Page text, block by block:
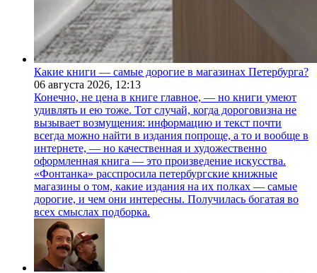
Какие книги — самые дорогие в магазинах Петербурга?
06 августа 2026, 12:13
Конечно, не цена в книге главное, — но книги умеют
удивлять и ею тоже. Тот случай, когда дороговизна не
вызывает возмущения: информацию и текст почти
всегда можно найти в издания попроще, а то и вообще в
интернете, — но качественная и художественно
оформленная книга — это произведение искусства.
«Фонтанка» расспросила петербургские книжные
магазины о том, какие издания на их полках — самые
дорогие, и чем они интересны. Получилась богатая во
всех смыслах подборка.